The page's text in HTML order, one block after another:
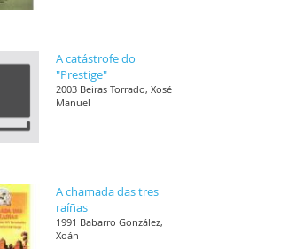
A catástrofe do
"Prestige"
2003 Beiras Torrado, Xosé
Manuel
A chamada das tres
raíñas
1991 Babarro González,
Xoán